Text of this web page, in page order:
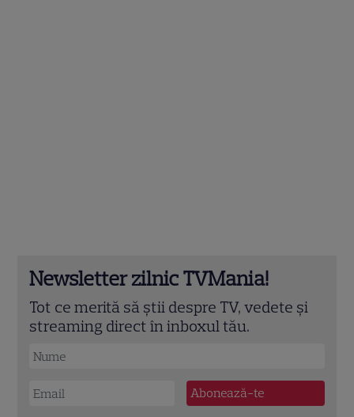
Newsletter zilnic TVMania!
Tot ce merită să știi despre TV, vedete și
streaming direct în inboxul tău.